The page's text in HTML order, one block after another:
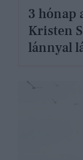
3 hónap
Kristen
lánnyal